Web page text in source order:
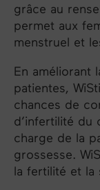
grâce au
permet aux
menstruel et
En améliorant
patientes,
chances de
d’infertilité du
charge de la
grossesse.
la fertilité et